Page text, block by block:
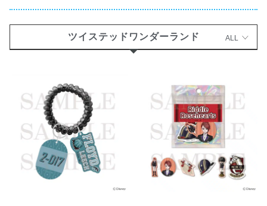
ツイステッドワンダーランド ALL
ツイステ ロッカーキー風チャー
ム フロイド・リーチ アニメイト
で 2027年02月発売
ツイステ ステッカーセット リド
ル・ローズハート アニメイトで
2027年02月発売